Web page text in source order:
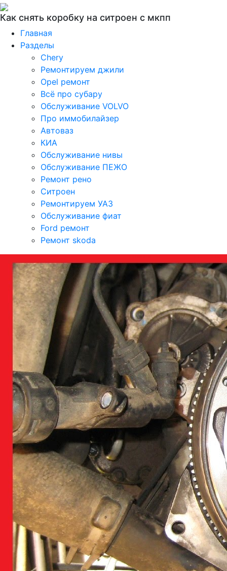
Как снять коробку на ситроен с мкпп
Главная
Разделы
Chery
Ремонтируем джили
Opel ремонт
Всё про субару
Обслуживание VOLVO
Про иммобилайзер
Автоваз
КИА
Обслуживание нивы
Обслуживание ПЕЖО
Ремонт рено
Ситроен
Ремонтируем УАЗ
Обслуживание фиат
Ford ремонт
Ремонт skoda